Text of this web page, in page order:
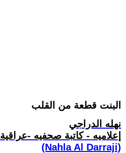
البنت قطعة من القلب
نهله الدراجي
إعلاميه - كاتبة صحفيه -عراقية
(Nahla Al Darraji)